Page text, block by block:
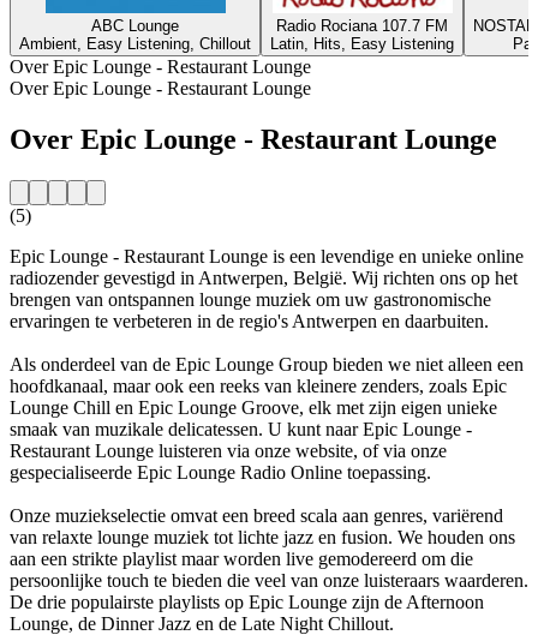
ABC Lounge
Ambient, Easy Listening, Chillout
Radio Rociana 107.7 FM
Latin, Hits, Easy Listening
Over Epic Lounge - Restaurant Lounge
Over Epic Lounge - Restaurant Lounge
Over Epic Lounge - Restaurant Lounge
(5)
Epic Lounge - Restaurant Lounge is een levendige en unieke online
radiozender gevestigd in Antwerpen, België. Wij richten ons op het
brengen van ontspannen lounge muziek om uw gastronomische
ervaringen te verbeteren in de regio's Antwerpen en daarbuiten.
Als onderdeel van de Epic Lounge Group bieden we niet alleen een
hoofdkanaal, maar ook een reeks van kleinere zenders, zoals Epic
Lounge Chill en Epic Lounge Groove, elk met zijn eigen unieke
smaak van muzikale delicatessen. U kunt naar Epic Lounge -
Restaurant Lounge luisteren via onze website, of via onze
gespecialiseerde Epic Lounge Radio Online toepassing.
Onze muziekselectie omvat een breed scala aan genres, variërend
van relaxte lounge muziek tot lichte jazz en fusion. We houden ons
aan een strikte playlist maar worden live gemodereerd om die
persoonlijke touch te bieden die veel van onze luisteraars waarderen.
De drie populairste playlists op Epic Lounge zijn de Afternoon
Lounge, de Dinner Jazz en de Late Night Chillout.